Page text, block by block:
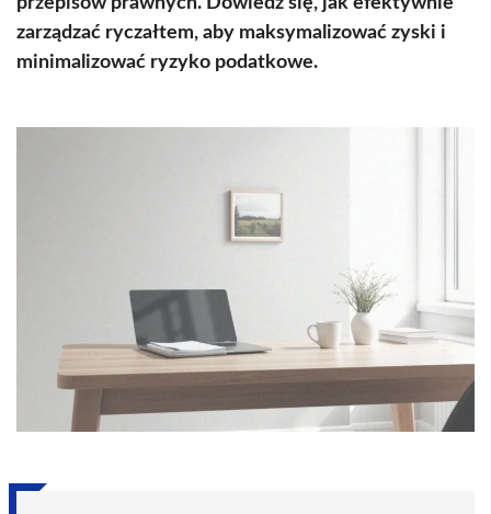
zarządzać ryczałtem, aby maksymalizować zyski i
minimalizować ryzyko podatkowe.